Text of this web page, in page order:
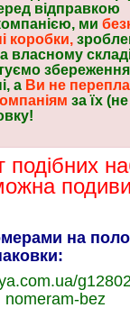
відправкою
ми
коробки,
власному
а Ви не
за їх
на
nomeram-bez